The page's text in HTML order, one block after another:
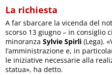
La richiesta
A far sbarcare la vicenda del
scorso 13 giugno – in consiglio
minoranzaSylvie Spirli (Lega).
l’amministrazione e, in
le iniziative necessarie alla
statua», ha detto.